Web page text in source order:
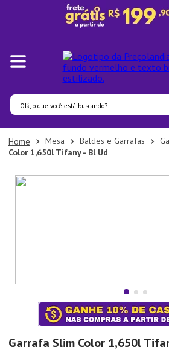
Olá, o que você está buscando?
Mesa Baldes e Garrafas
Color 1,650l Tifany - Bl Ud
Garrafa Slim Color 1,650l
Termos mais buscados
1º
Panelas
2º
Pratos
7º
Aparelho Jantar
Xicara
Tapete
10º Lixeira